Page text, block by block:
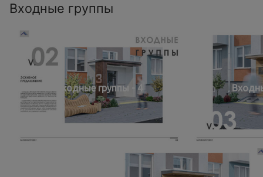
Входные группы
Входные группы - 4